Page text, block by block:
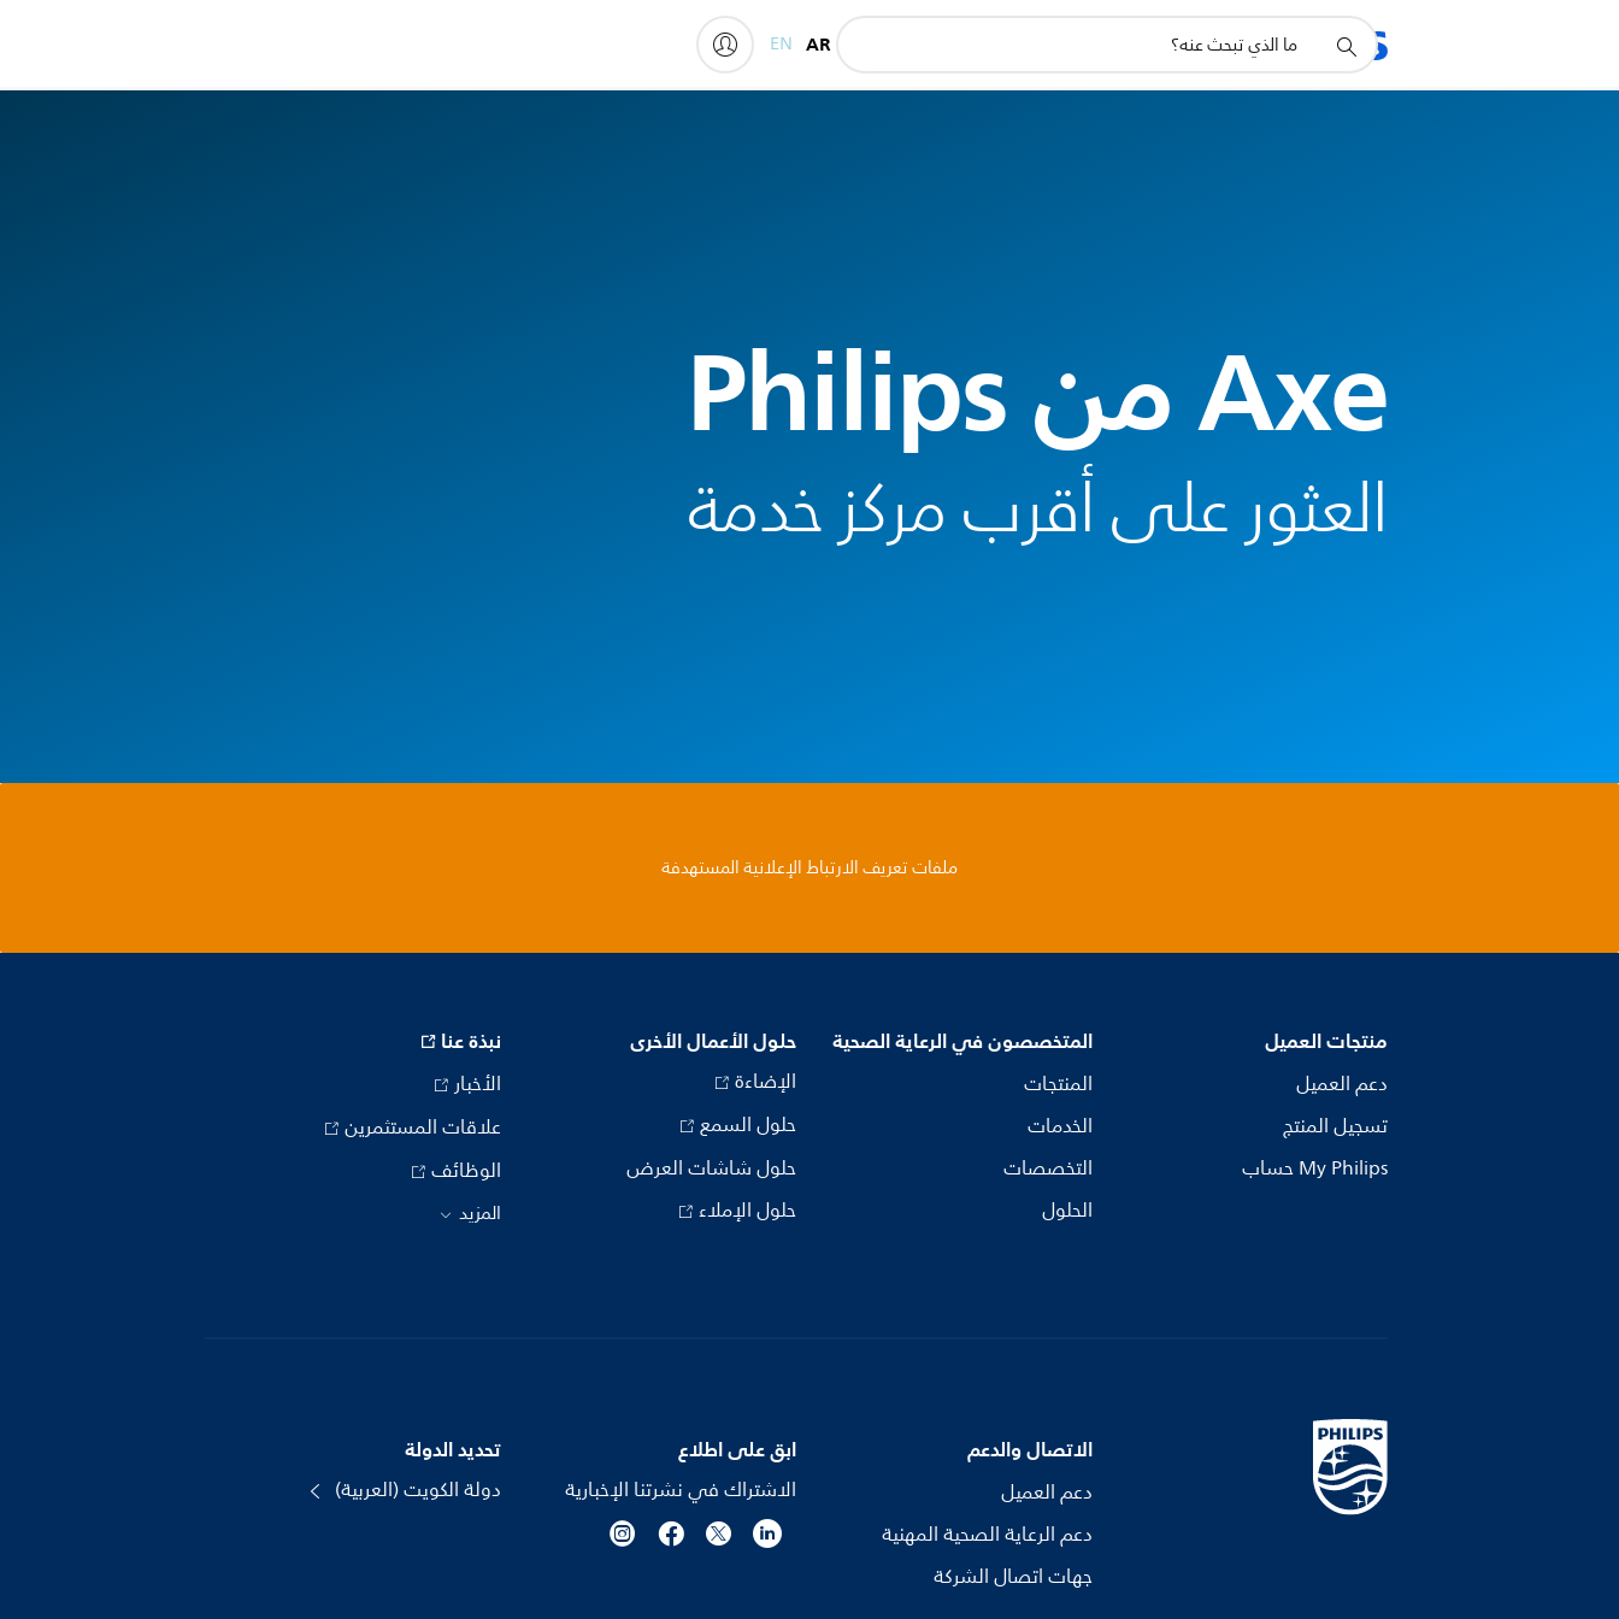
المنتجات
أيقونة
دعم
AR
EN
Axe من Philips
العثور على أقرب مركز خدمة
ملفات تعريف الارتباط الإعلانية المستهدفة
منتجات العميل
دعم العميل
تسجيل المنتج
My Philips حساب
المتخصصون في الرعاية الصحية
المنتجات
الخدمات
التخصصات
الحلول
حلول الأعمال الأخرى
الإضاءة
حلول السمع
حلول شاشات العرض
حلول الإملاء
نبذة عنا
الأخبار
علاقات المستثمرين
الوظائف
المزيد
الاتصال والدعم
دعم العميل
دعم الرعاية الصحية المهنية
جهات اتصال الشركة
ابق على اطلاع
الاشتراك في نشرتنا الإخبارية
تحديد الدولة
دولة الكويت (العربية)